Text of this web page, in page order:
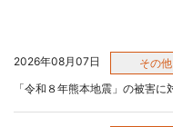
2026年08月07日
その他
「令和８年熊本地震」の被害